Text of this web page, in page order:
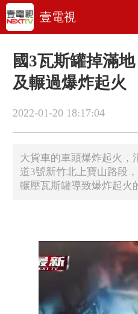
壹電視
國3瓦斯罐掉滿
及輾過爆炸起火
2022-01-20 18:17:04
大貨車的車頭爆炸起火，
道3號新竹北上寶山路段
輾壓瓦斯罐導致爆炸起火